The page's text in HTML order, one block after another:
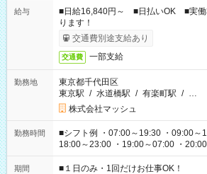
給与
■日給16,840円～ ■日払いOK ■実働
ります！
交通費別途支給あり
交通費 一部支給
勤務地
東京都千代田区
東京駅 / 水道橋駅 / 有楽町駅 / …
株式会社マッシュ
勤務時間
■シフト例 ・07:00～19:30 ・09:00～
18:00～23:00 ・19:00～07:00 ・
etc ★最短で3時間で5,120円のお仕事から 15時間で2万円近く稼
げるお仕事も！ ご希望のお時間に合わせてご紹介！ ※シフトは
期間 ■１日のみ・1回だけお仕事OK！